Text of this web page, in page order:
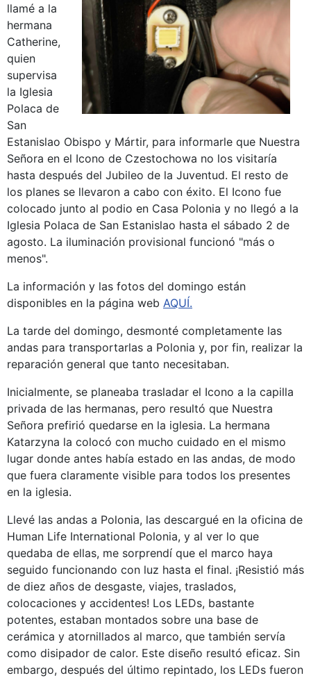
llamé a la
hermana
Catherine,
quien
supervisa
la Iglesia
Polaca de
San
Estanislao Obispo y Mártir, para informarle que Nuestra
Señora en el Icono de Czestochowa no los visitaría
hasta después del Jubileo de la Juventud. El resto de
los planes se llevaron a cabo con éxito. El Icono fue
colocado junto al podio en Casa Polonia y no llegó a la
Iglesia Polaca de San Estanislao hasta el sábado 2 de
agosto. La iluminación provisional funcionó "más o
menos".
La información y las fotos del domingo están
disponibles en la página web AQUÍ.
La tarde del domingo, desmonté completamente las
andas para transportarlas a Polonia y, por fin, realizar la
reparación general que tanto necesitaban.
Inicialmente, se planeaba trasladar el Icono a la capilla
privada de las hermanas, pero resultó que Nuestra
Señora prefirió quedarse en la iglesia. La hermana
Katarzyna la colocó con mucho cuidado en el mismo
lugar donde antes había estado en las andas, de modo
que fuera claramente visible para todos los presentes
en la iglesia.
Llevé las andas a Polonia, las descargué en la oficina de
Human Life International Polonia, y al ver lo que
quedaba de ellas, me sorprendí que el marco haya
seguido funcionando con luz hasta el final. ¡Resistió más
de diez años de desgaste, viajes, traslados,
colocaciones y accidentes! Los LEDs, bastante
potentes, estaban montados sobre una base de
cerámica y atornillados al marco, que también servía
como disipador de calor. Este diseño resultó eficaz. Sin
embargo, después del último repintado, los LEDs fueron